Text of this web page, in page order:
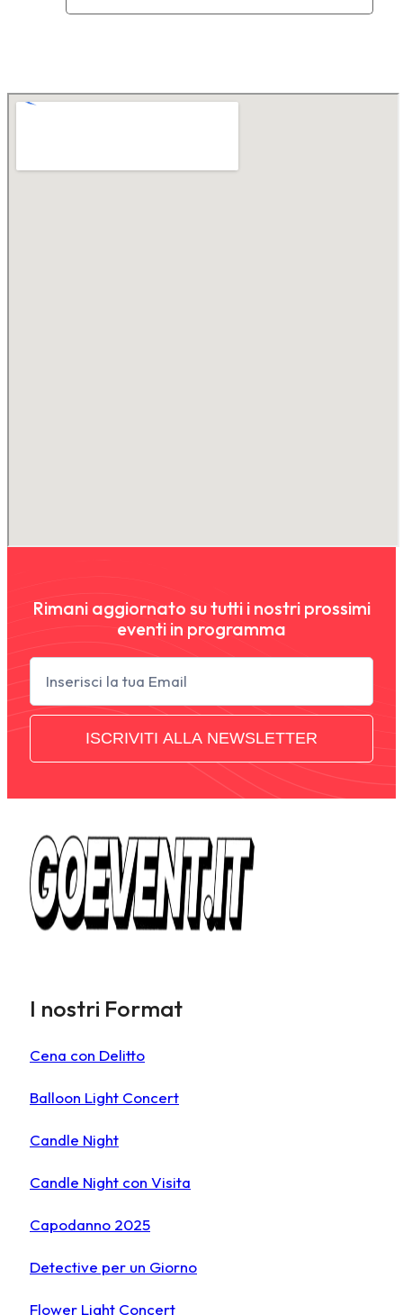
Rimani aggiornato su tutti i nostri prossimi
eventi in programma
Newsletter
ISCRIVITI ALLA NEWSLETTER
I nostri Format
Cena con Delitto
Balloon Light Concert
Candle Night
Candle Night con Visita
Capodanno 2025
Detective per un Giorno
Flower Light Concert